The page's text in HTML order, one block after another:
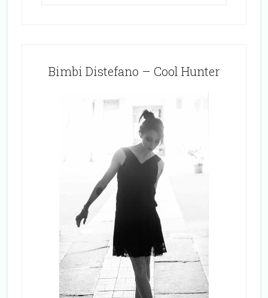
Bimbi Distefano – Cool Hunter